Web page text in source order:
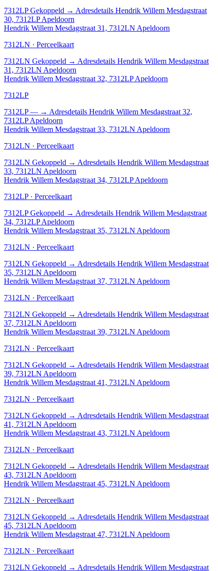
7312LP Gekoppeld → Adresdetails Hendrik Willem Mesdagstraat
30, 7312LP Apeldoorn
Hendrik Willem Mesdagstraat 31, 7312LN Apeldoorn
7312LN · Perceelkaart
7312LN Gekoppeld → Adresdetails Hendrik Willem Mesdagstraat
31, 7312LN Apeldoorn
Hendrik Willem Mesdagstraat 32, 7312LP Apeldoorn
7312LP
7312LP — → Adresdetails Hendrik Willem Mesdagstraat 32,
7312LP Apeldoorn
Hendrik Willem Mesdagstraat 33, 7312LN Apeldoorn
7312LN · Perceelkaart
7312LN Gekoppeld → Adresdetails Hendrik Willem Mesdagstraat
33, 7312LN Apeldoorn
Hendrik Willem Mesdagstraat 34, 7312LP Apeldoorn
7312LP · Perceelkaart
7312LP Gekoppeld → Adresdetails Hendrik Willem Mesdagstraat
34, 7312LP Apeldoorn
Hendrik Willem Mesdagstraat 35, 7312LN Apeldoorn
7312LN · Perceelkaart
7312LN Gekoppeld → Adresdetails Hendrik Willem Mesdagstraat
35, 7312LN Apeldoorn
Hendrik Willem Mesdagstraat 37, 7312LN Apeldoorn
7312LN · Perceelkaart
7312LN Gekoppeld → Adresdetails Hendrik Willem Mesdagstraat
37, 7312LN Apeldoorn
Hendrik Willem Mesdagstraat 39, 7312LN Apeldoorn
7312LN · Perceelkaart
7312LN Gekoppeld → Adresdetails Hendrik Willem Mesdagstraat
39, 7312LN Apeldoorn
Hendrik Willem Mesdagstraat 41, 7312LN Apeldoorn
7312LN · Perceelkaart
7312LN Gekoppeld → Adresdetails Hendrik Willem Mesdagstraat
41, 7312LN Apeldoorn
Hendrik Willem Mesdagstraat 43, 7312LN Apeldoorn
7312LN · Perceelkaart
7312LN Gekoppeld → Adresdetails Hendrik Willem Mesdagstraat
43, 7312LN Apeldoorn
Hendrik Willem Mesdagstraat 45, 7312LN Apeldoorn
7312LN · Perceelkaart
7312LN Gekoppeld → Adresdetails Hendrik Willem Mesdagstraat
45, 7312LN Apeldoorn
Hendrik Willem Mesdagstraat 47, 7312LN Apeldoorn
7312LN · Perceelkaart
7312LN Gekoppeld → Adresdetails Hendrik Willem Mesdagstraat